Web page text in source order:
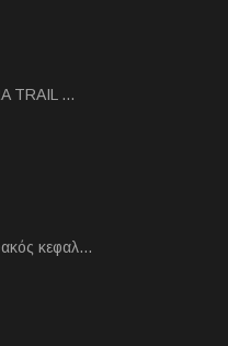
TRAIL …
κεφαλ…